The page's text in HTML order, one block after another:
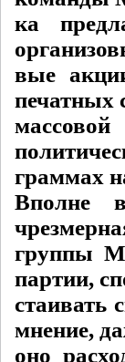
ка
вые
печатных
граммах
Вполне
группы
партии,
стаивать
мнение,
оно